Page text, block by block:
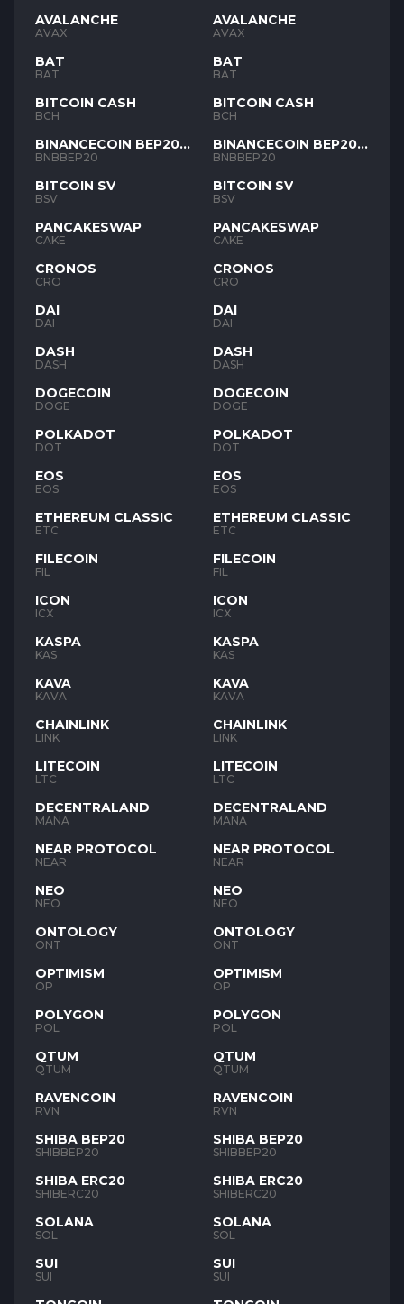
AVALANCHE
AVAX
BAT
BAT
BITCOIN CASH
BCH
BINANCECOIN BEP20
BNB
BNBBEP20
BITCOIN SV
BSV
PANCAKESWAP
CAKE
CRONOS
CRO
DAI
DAI
DASH
DASH
DOGECOIN
DOGE
POLKADOT
DOT
EOS
EOS
ETHEREUM CLASSIC
ETC
FILECOIN
FIL
ICON
ICX
KASPA
KAS
KAVA
KAVA
CHAINLINK
LINK
LITECOIN
LTC
DECENTRALAND
MANA
NEAR PROTOCOL
NEAR
NEO
NEO
ONTOLOGY
ONT
OPTIMISM
OP
POLYGON
POL
QTUM
QTUM
RAVENCOIN
RVN
SHIBA BEP20
SHIBBEP20
SHIBA ERC20
SHIBERC20
SOLANA
SOL
SUI
SUI
AVALANCHE
AVAX
BAT
BAT
BITCOIN CASH
BCH
BINANCECOIN BEP20
BNB
BNBBEP20
BITCOIN SV
BSV
PANCAKESWAP
CAKE
CRONOS
CRO
DAI
DAI
DASH
DASH
DOGECOIN
DOGE
POLKADOT
DOT
EOS
EOS
ETHEREUM CLASSIC
ETC
FILECOIN
FIL
ICON
ICX
KASPA
KAS
KAVA
KAVA
CHAINLINK
LINK
LITECOIN
LTC
DECENTRALAND
MANA
NEAR PROTOCOL
NEAR
NEO
NEO
ONTOLOGY
ONT
OPTIMISM
OP
POLYGON
POL
QTUM
QTUM
RAVENCOIN
RVN
SHIBA BEP20
SHIBBEP20
SHIBA ERC20
SHIBERC20
SOLANA
SOL
SUI
SUI